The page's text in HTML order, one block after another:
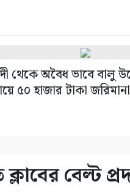
থেকে অবৈধ ভাবে বালু
৫০ হাজার টাকা জরিমানা
বেল্ট